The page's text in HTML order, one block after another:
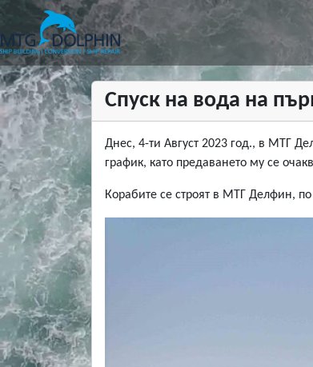
МТГ ДЕЛФИН
Спуск на вода на
Днес, 4-ти Август 2023 год., в МТГ
график, като предаването му се
Корабите се строят в МТГ Делфин,